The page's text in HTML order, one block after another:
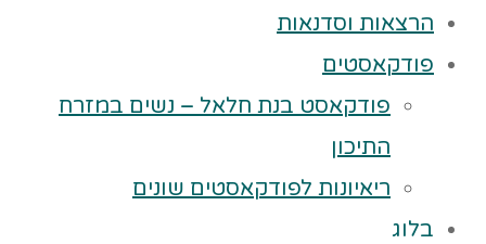
הרצאות וסדנאות
פודקאסטים
פודקאסט בנת חלאל – נשים במזרח
התיכון
ריאיונות לפודקאסטים שונים
בלוג